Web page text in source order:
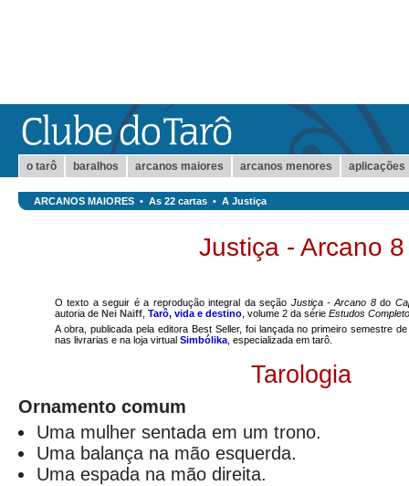
o tarô baralhos arcanos maiores arcanos menores aplicações
ARCANOS MAIORES • As 22 cartas • A Justiça
Justiça - Arcano 8
O texto a seguir é a reprodução integral da seção Justiça - Arcano 8do
autoria de Nei Naiff Tarô, vida e destino , volume 2 da série Estudos
A obra, publicada pela editora Best Seller, foi lançada no primeiro semestre
nas livrarias e na loja virtual Simbólika , especializada em tarô.
Tarologia
Ornamento comum
Uma mulher sentada em um trono.
Uma balança na mão esquerda.
Uma espada na mão direita.